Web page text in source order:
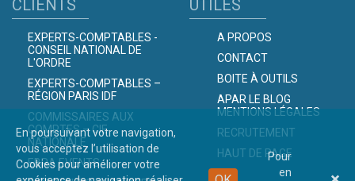
CLIENTS
EXPERTS-COMPTABLES -
CONSEIL NATIONAL DE
L'ORDRE
EXPERTS-COMPTABLES –
RÉGION PARIS IDF
COMMISSAIRES AUX
COMPTES – CIE
NATIONALE
EBRA EVENTS
UTILES
A PROPOS
CONTACT
BOITE À OUTILS
APAR LE BLOG
MENTIONS LÉGALES
RECRUTEMENT
HAUT DE PAGE
En poursuivant votre navigation,
vous acceptez l’utilisation de
Cookies pour améliorer votre
Pour
en